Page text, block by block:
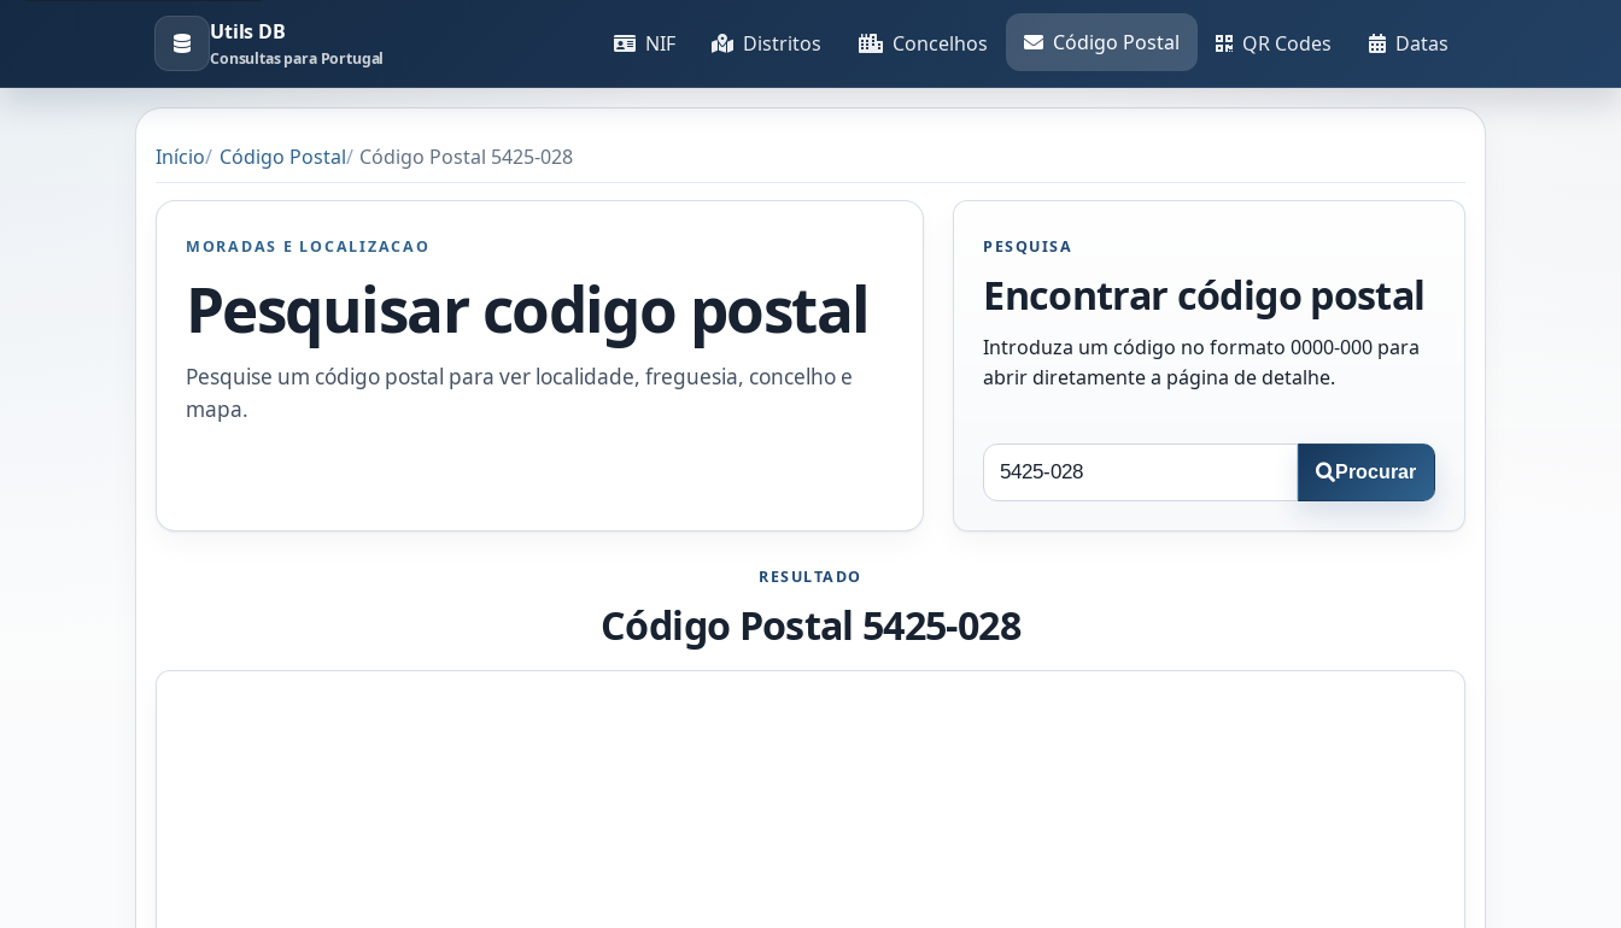
Utils DB
Consultas para Portugal
NIF Distritos Concelhos Código Postal QR Codes Datas
Início Código Postal Código Postal 5425-028
MORADAS E LOCALIZACAO
Pesquisar codigo postal
Pesquise um código postal para ver localidade, freguesia, concelho e
mapa.
PESQUISA
Encontrar código postal
Introduza um código no formato 0000-000 para
abrir diretamente a página de detalhe.
Procurar
RESULTADO
Código Postal 5425-028